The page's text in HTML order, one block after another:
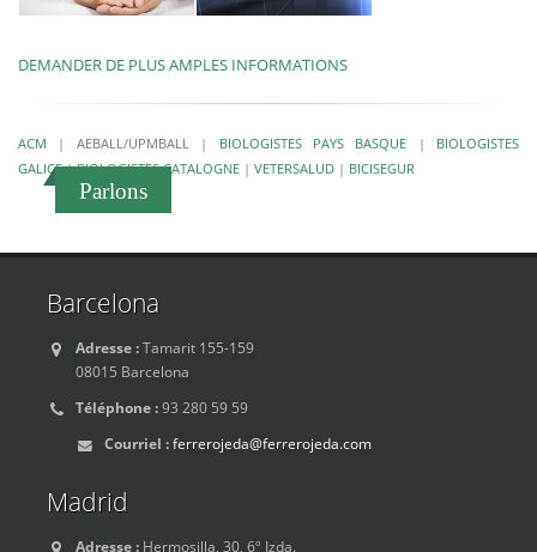
DEMANDER DE PLUS AMPLES INFORMATIONS
ACM | AEBALL/UPMBALL| BIOLOGISTES PAYS BASQUE | BIOLOGISTES
GALICE|BIOLOGISTES CATALOGNE | VETERSALUD | BICISEGUR
Parlons
Barcelona
Adresse :Tamarit 155-159
08015 Barcelona
Téléphone :93 280 59 59
Courriel :ferrerojeda@ferrerojeda.com
Madrid
Adresse : Hermosilla, 30, 6º Izda.